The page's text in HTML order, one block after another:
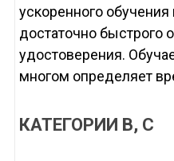
ускоренного обучения
достаточно быстрого
удостоверения.
многом определяет
КАТЕГОРИИ В, С